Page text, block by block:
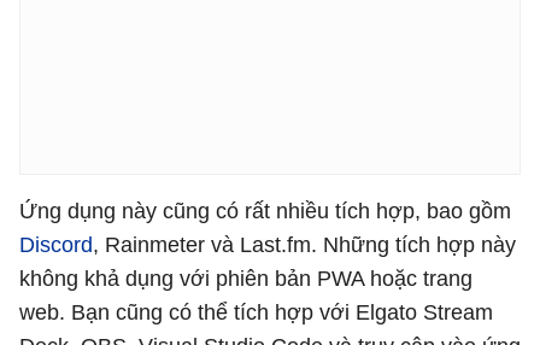
Ứng dụng này cũng có rất nhiều tích hợp, bao gồm
Discord, Rainmeter và Last.fm. Những tích hợp này
không khả dụng với phiên bản PWA hoặc trang
web. Bạn cũng có thể tích hợp với Elgato Stream